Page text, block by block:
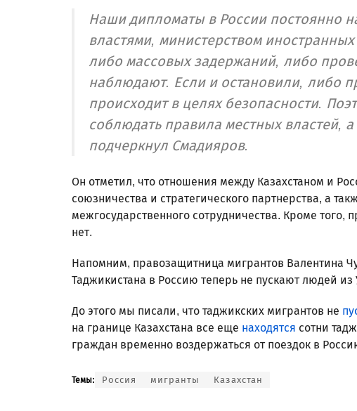
Наши дипломаты в России постоянно
властями, министерством
либо массовых задержаний, либо
наблюдают. Если и остановили, либо
происходит в целях безопасности.
соблюдать правила местных властей,
подчеркнул Смадияров.
Он отметил, что отношения между Казахстаном и
союзничества и стратегического партнерства, а
межгосударственного сотрудничества. Кроме
нет.
Напомним, правозащитница мигрантов Валентина
Таджикистана в Россию теперь не пускают людей из
До этого мы писали, что таджикских мигрантов не
на границе Казахстана все еще находятся сотни
граждан временно воздержаться от поездок в
Темы: Россия мигранты Казахстан